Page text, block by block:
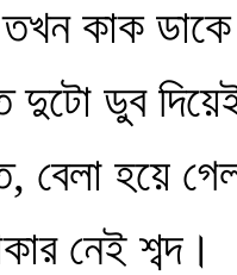
কাক
দুটো ডুব
বেলা হয়ে
নেই শব্দ।